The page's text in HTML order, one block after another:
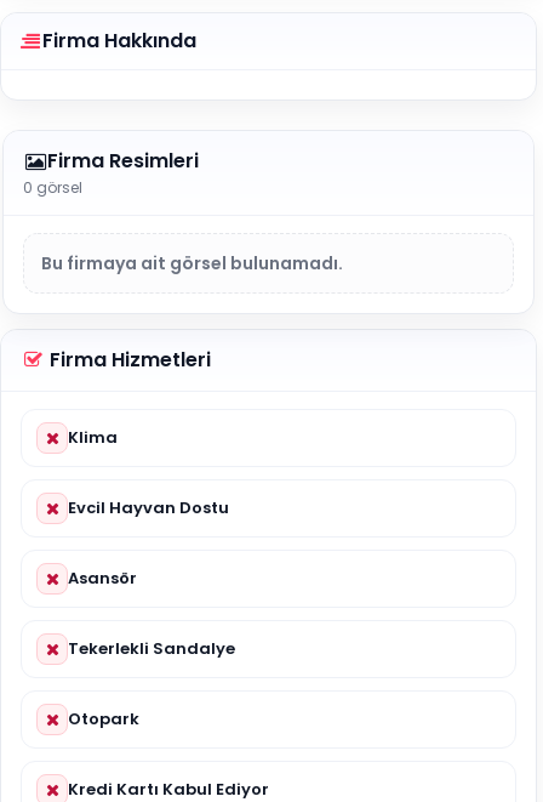
Firma Hakkında
Firma Resimleri
0 görsel
Bu firmaya ait görsel bulunamadı.
Firma Hizmetleri
Klima
Evcil Hayvan Dostu
Asansör
Tekerlekli Sandalye
Otopark
Kredi Kartı Kabul Ediyor